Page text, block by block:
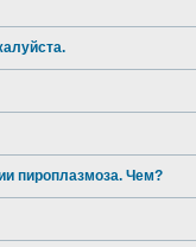
пироплазмоза. Чем?